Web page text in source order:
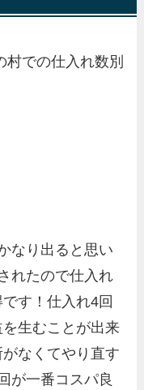
村での仕入れ数別
なり出ると思い
れたので仕入れ
す！仕入れ4回
生むことが出来
なくてやり直す
が一番コスパ良